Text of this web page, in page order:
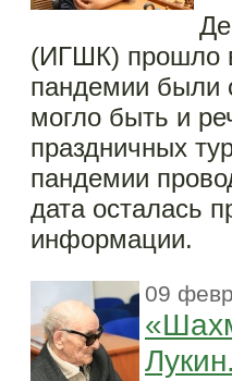
(ИГШК) прошло
пандемии были
могло быть и
праздничных
пандемии
дата осталась
информации.
09